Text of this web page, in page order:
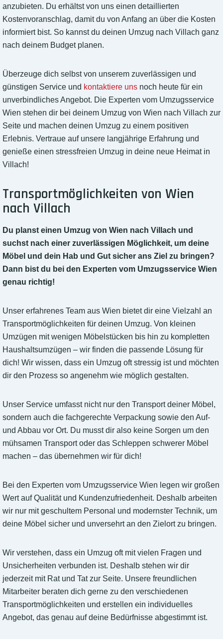
anzubieten. Du erhältst von uns einen detaillierten
Kostenvoranschlag, damit du von Anfang an über die Kosten
informiert bist. So kannst du deinen Umzug nach Villach ganz
nach deinem Budget planen.
Überzeuge dich selbst von unserem zuverlässigen und
günstigen Service und kontaktiere uns noch heute für ein
unverbindliches Angebot. Die Experten vom Umzugsservice
Wien stehen dir bei deinem Umzug von Wien nach Villach zur
Seite und machen deinen Umzug zu einem positiven
Erlebnis. Vertraue auf unsere langjährige Erfahrung und
genieße einen stressfreien Umzug in deine neue Heimat in
Villach!
Transportmöglichkeiten von Wien
nach Villach
Du planst einen Umzug von Wien nach Villach und
suchst nach einer zuverlässigen Möglichkeit, um deine
Möbel und dein Hab und Gut sicher ans Ziel zu bringen?
Dann bist du bei den Experten vom Umzugsservice Wien
genau richtig!
Unser erfahrenes Team aus Wien bietet dir eine Vielzahl an
Transportmöglichkeiten für deinen Umzug. Von kleinen
Umzügen mit wenigen Möbelstücken bis hin zu kompletten
Haushaltsumzügen – wir finden die passende Lösung für
dich! Wir wissen, dass ein Umzug oft stressig ist und möchten
dir den Prozess so angenehm wie möglich gestalten.
Unser Service umfasst nicht nur den Transport deiner Möbel,
sondern auch die fachgerechte Verpackung sowie den Auf-
und Abbau vor Ort. Du musst dir also keine Sorgen um den
mühsamen Transport oder das Schleppen schwerer Möbel
machen – das übernehmen wir für dich!
Bei den Experten vom Umzugsservice Wien legen wir großen
Wert auf Qualität und Kundenzufriedenheit. Deshalb arbeiten
wir nur mit geschultem Personal und modernster Technik, um
deine Möbel sicher und unversehrt an den Zielort zu bringen.
Wir verstehen, dass ein Umzug oft mit vielen Fragen und
Unsicherheiten verbunden ist. Deshalb stehen wir dir
jederzeit mit Rat und Tat zur Seite. Unsere freundlichen
Mitarbeiter beraten dich gerne zu den verschiedenen
Transportmöglichkeiten und erstellen ein individuelles
Angebot, das genau auf deine Bedürfnisse abgestimmt ist.